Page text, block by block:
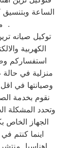
الساعة وبتنسيق
مختلف مناطق محافظة اهناسيا .
توكيل صيانه
الكهربية
منزلية في
وصيانتها في
نقوم بخدمة
وتحدد المشكلة
الجهاز الخاص
اينما كنتم
اهناسيا